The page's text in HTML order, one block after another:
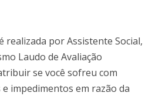
realizada por Assistente Social,
Laudo de Avaliação
se você sofreu com
impedimentos em razão da